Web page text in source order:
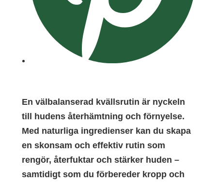
En välbalanserad kvällsrutin är nyckeln
till hudens återhämtning och förnyelse.
Med naturliga ingredienser kan du skapa
en skonsam och effektiv rutin som
rengör, återfuktar och stärker huden –
samtidigt som du förbereder kropp och